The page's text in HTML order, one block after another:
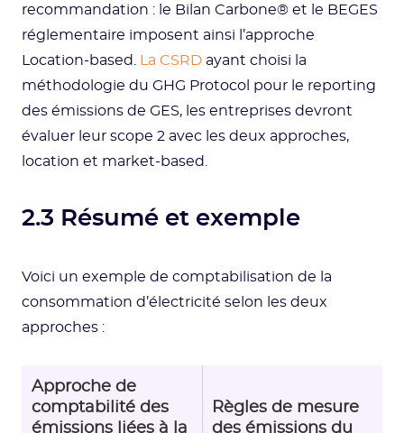
recommandation : le Bilan Carbone® et le BEGES
réglementaire imposent ainsi l’approche
Location-based.
La CSRD ayant choisi la
méthodologie du GHG Protocol pour le reporting
des émissions de GES, les entreprises devront
évaluer leur scope 2 avec les deux approches,
location et market-based.
2.3 Résumé et exemple
Voici un exemple de comptabilisation de la
consommation d’électricité selon les deux
approches :
Approche de
comptabilité des
émissions liées à la
Règles de mesure
des émissions du